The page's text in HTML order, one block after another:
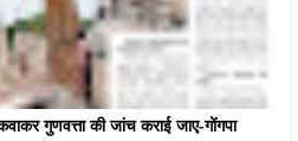
गुणवत्ता की जांच कराई जाए-गोंगपा